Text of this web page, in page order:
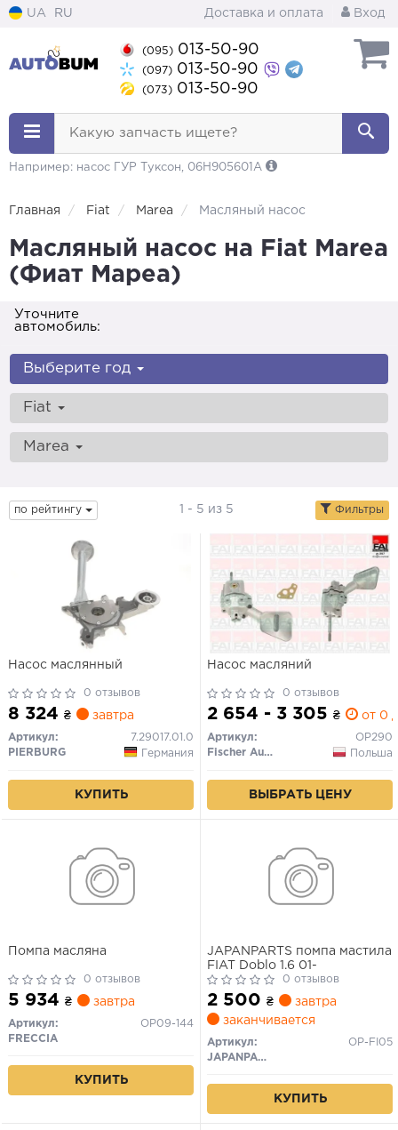
UA RU Доставка и оплата Вход
(095) 013-50-90
(097) 013-50-90
(073) 013-50-90
Какую запчасть ищете?
Например: насос ГУР Туксон, 06H905601A
Главная Fiat Marea Масляный насос
Масляный насос на Fiat Marea
(Фиат Мареа)
Уточните
автомобиль:
Выберите год
Fiat
Marea
по рейтингу 1 - 5 из 5 Фильтры
Насос маслянный
0 отзывов
8 324 ₴ завтра
Артикул:
7.29017.01.0
PIERBURG
Германия
КУПИТЬ
Насос масляний
0 отзывов
2 654 - 3 305 ₴ от 0
Артикул:
OP290
Fischer Automotive One (FA1)
Польша
ВЫБРАТЬ ЦЕНУ
Помпа масляна
0 отзывов
5 934 ₴ завтра
Артикул:
OP09-144
FRECCIA
КУПИТЬ
JAPANPARTS помпа мастила
FIAT Doblo 1.6 01-
0 отзывов
2 500 ₴
завтра
заканчивается
Артикул:
OP-FI05
JAPANPARTS
КУПИТЬ